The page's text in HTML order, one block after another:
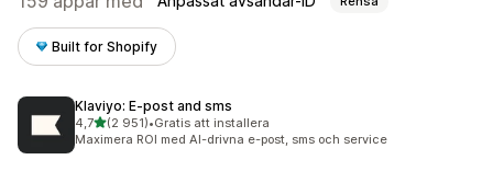
Built for Shopify
Klaviyo: E‑post and sms
4,7av 5 stjärnor
(2 951)
2951 recensioner totalt
•Gratis att installera
Maximera ROI med AI-drivna e-post, sms och service